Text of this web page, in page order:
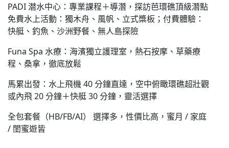
PADI 潜水中心：專業課程＋導潛，探訪芭環礁頂級潛點
免費水上活動：獨木舟、風帆、立式槳板；付費體驗：
快艇、釣魚、沙洲野餐、無人島探險
Funa Spa 水療：海濱獨立護理室，熱石按摩、草藥療
程、桑拿，徹底放鬆
馬累出發：水上飛機 40 分鐘直達，空中俯瞰環礁超壯觀
或內飛 20 分鐘＋快艇 30 分鐘，靈活選擇
全包套餐（HB/FB/AI） 選擇多，性價比高，蜜月 / 家庭
/ 閨蜜遊皆